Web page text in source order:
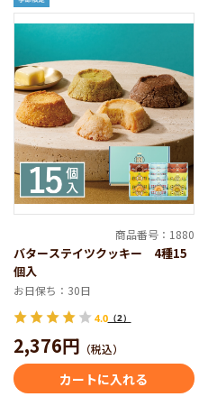
商品番号：1880
バターステイツクッキー 4種15
個入
お日保ち：30日
4.0（2）
2,376円 （税込）
カートに入れる